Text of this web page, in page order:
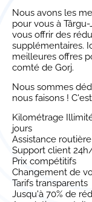
Nous avons les
pour vous à
vous offrir des
supplémentaires.
meilleures offres
comté de Gorj.
Nous sommes
nous faisons !
Kilométrage
jours
Assistance
Support client
Prix compétitifs
Changement de
Tarifs transparents
Jusqu'à 70% de